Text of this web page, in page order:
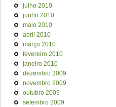
julho 2010
junho 2010
maio 2010
abril 2010
março 2010
fevereiro 2010
janeiro 2010
dezembro 2009
novembro 2009
outubro 2009
setembro 2009